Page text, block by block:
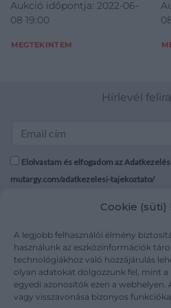
Cookie (süti)
A legjobb felhasználói élmény
használunk az eszközinformációk
technológiákhoz való hozzájárulás
olyan adatokat dolgozzunk fel, mint a
egyedi azonosítók ezen a webhelyen.
vagy visszavonása bizonyos
Aukció időpontja: 2022-06-
08 19:00
MEGTEKINTEM
Hírlevél
Elolvastam és elfogadom az
mutargy.com/adatkezelesi-tajekoztato/
Médiaajánlat
Karrier
Kapcsolat